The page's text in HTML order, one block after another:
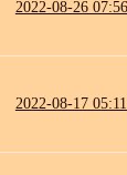
2022-08-26
2022-08-17